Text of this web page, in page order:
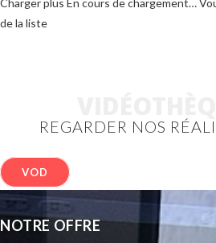
Charger plus En cours de chargement…
de la liste
REGARDER NOS
VOD
NOTRE OFFRE